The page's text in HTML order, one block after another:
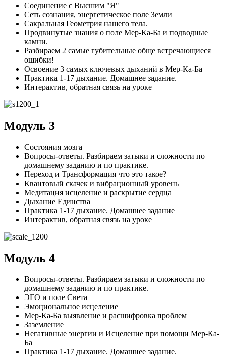
Соединение с Высшим "Я"
Сеть сознания, энергетическое поле Земли
Сакральная Геометрия нашего тела.
Продвинутые знания о поле Мер-Ка-Ба и подводные
камни.
Разбираем 2 самые губительные обще встречающиеся
ошибки!
Освоение 3 самых ключевых дыханий в Мер-Ка-Ба
Практика 1-17 дыхание. Домашнее задание.
Интерактив, обратная связь на уроке
Модуль 3
Состояния мозга
Вопросы-ответы. Разбираем затыки и сложности по
домашнему заданию и по практике.
Переход и Трансформация что это такое?
Квантовый скачек и вибрационный уровень
Медитация исцеление и раскрытие сердца
Дыхание Единства
Практика 1-17 дыхание. Домашнее задание
Интерактив, обратная связь на уроке
Модуль 4
Вопросы-ответы. Разбираем затыки и сложности по
домашнему заданию и по практике.
ЭГО и поле Света
Эмоциональное исцеление
Мер-Ка-Ба выявление и расшифровка проблем
Заземление
Негативные энергии и Исцеление при помощи Мер-Ка-
Ба
Практика 1-17 дыхание. Домашнее задание.